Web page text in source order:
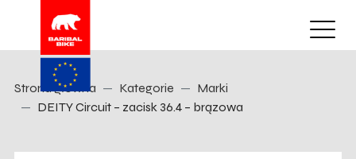
Strona główna Kategorie
Marki
DEITY Circuit – zacisk 36.4 – brązowa